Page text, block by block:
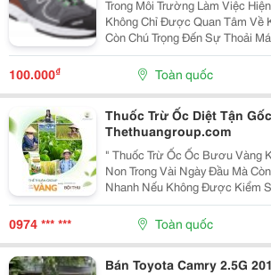
Trong Môi Trường Làm Việc
Không Chỉ Được Quan Tâm Về
Còn Chú Trọng Đến Sự Thoải
Chính Vì Vậy, Giày Bảo Hộ Thời
Thành Lựa Chọn Được Nhiều
100.000₫ Toàn quốc
Thuốc Trừ Ốc Diệt Tận Gốc
Thethuangroup.com
" Thuốc Trừ Ốc Ốc Bươu Vàng
Non Trong Vài Ngày Đầu Mà
Nhanh Nếu Không Được Kiểm
Vậy, Khi Tìm Kiếm Giải Pháp
Thường Đặt Ra Một Mong
0974 *** *** Toàn quốc
Bán Toyota Camry 2.5G